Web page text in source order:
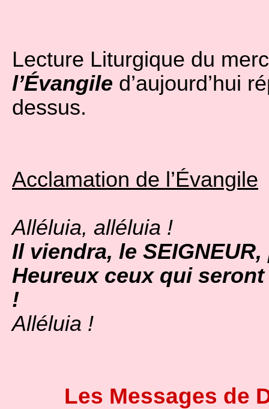
Lecture Liturgique du
l’Évangile d’aujourd’hui
dessus.
Acclamation de l’Évangile
Alléluia, alléluia !
Il viendra, le
Heureux ceux qui
!
Alléluia !
Les Messages de